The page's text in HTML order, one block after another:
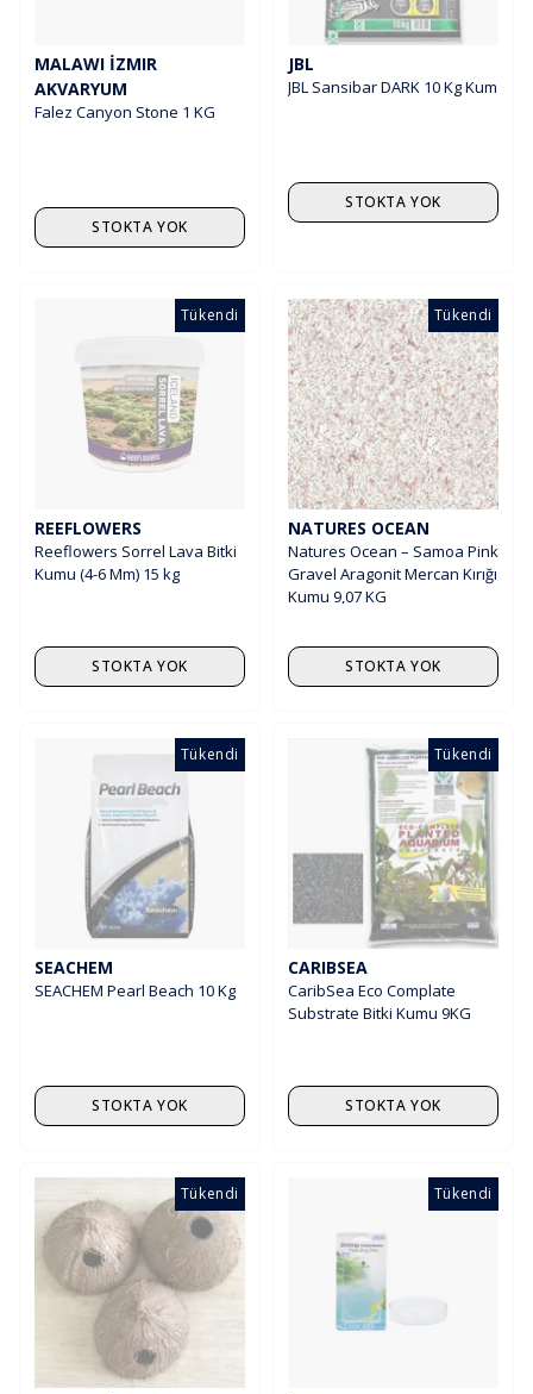
MALAWI İZMIR
AKVARYUM
Falez Canyon Stone 1 KG
STOKTA YOK
JBL
JBL Sansibar DARK 10 Kg Kum
STOKTA YOK
Tükendi
REEFLOWERS
Reeflowers Sorrel Lava Bitki
Kumu (4-6 Mm) 15 kg
STOKTA YOK
Tükendi
NATURES OCEAN
Natures Ocean – Samoa Pink
Gravel Aragonit Mercan Kırığı
Kumu 9,07 KG
STOKTA YOK
Tükendi
SEACHEM
SEACHEM Pearl Beach 10 Kg
STOKTA YOK
Tükendi
CARIBSEA
CaribSea Eco Complate
Substrate Bitki Kumu 9KG
STOKTA YOK
Tükendi Tükendi